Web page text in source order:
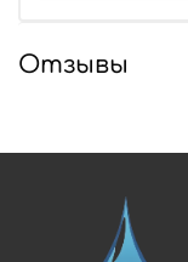
Отзывы